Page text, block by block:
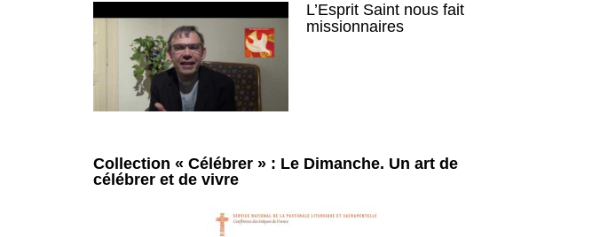
L’Esprit Saint nous fait
missionnaires
Collection « Célébrer » : Le Dimanche. Un art de
célébrer et de vivre